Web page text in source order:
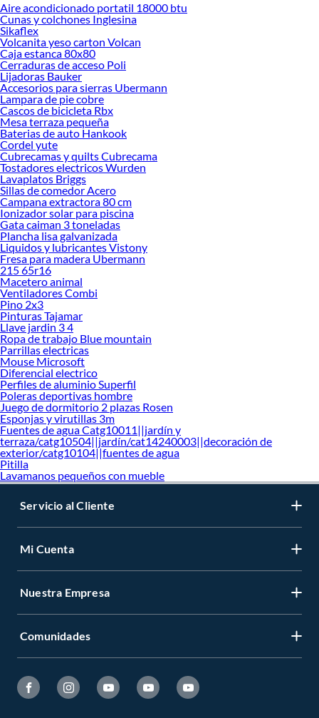
Desde remodelaciones hasta proyectos de decoración, estamos aquí para hacer
tus ideas realidad. ¡Visítanos y encuentra todo lo que tenemos para ofrecerte en
Cuchillos y tablas!
Explora la variedad de productos de Cuchillos y tablas en Sodimac
Herramientas, materiales y accesorios de calidad para tus proyectos y
renovación de espacios. ¡Visítanos y descubre todo lo que tenemos para
ofrecerte!
Encuentra una amplia variedad de productos de Cuchillos y tablas en Sodimac.
Encuentra todo lo necesario para tus proyectos de renovación y decoración.
¡Visítanos y haz tus ideas realidad!
Aire acondicionado portatil 18000 btu
Cunas y colchones Inglesina
Sikaflex
Volcanita yeso carton Volcan
Caja estanca 80x80
Cerraduras de acceso Poli
Lijadoras Bauker
Accesorios para sierras Ubermann
Lampara de pie cobre
Cascos de bicicleta Rbx
Mesa terraza pequeña
Baterias de auto Hankook
Cordel yute
Cubrecamas y quilts Cubrecama
Tostadores electricos Wurden
Lavaplatos Briggs
Sillas de comedor Acero
Campana extractora 80 cm
Ionizador solar para piscina
Gata caiman 3 toneladas
Plancha lisa galvanizada
Liquidos y lubricantes Vistony
Fresa para madera Ubermann
215 65r16
Macetero animal
Ventiladores Combi
Pino 2x3
Pinturas Tajamar
Llave jardin 3 4
Ropa de trabajo Blue mountain
Parrillas electricas
Mouse Microsoft
Diferencial electrico
Perfiles de aluminio Superfil
Poleras deportivas hombre
Juego de dormitorio 2 plazas Rosen
Esponjas y virutillas 3m
Fuentes de agua Catg10011||jardín y
terraza/catg10504||jardín/cat14240003||decoración de
exterior/catg10104||fuentes de agua
Pitilla
Lavamanos pequeños con mueble
Servicio al Cliente
Mi Cuenta
Nuestra Empresa
Comunidades